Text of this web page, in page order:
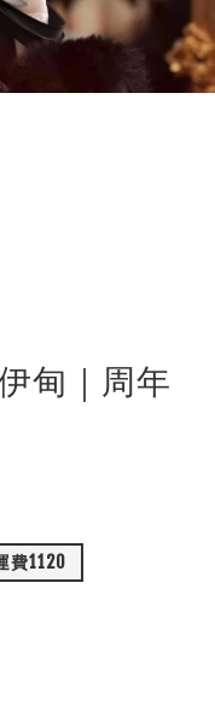
甸｜周年
費1120